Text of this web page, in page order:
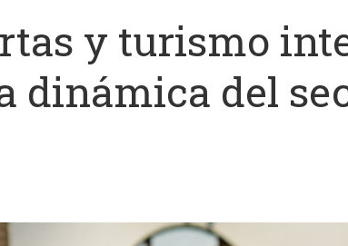
y turismo
dinámica del